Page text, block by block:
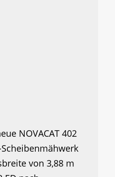
NOVACAT 402
von 3,88 m